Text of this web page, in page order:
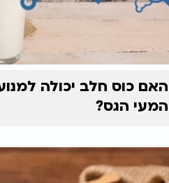
האם כוס חלב יכולה
המעי הגס?